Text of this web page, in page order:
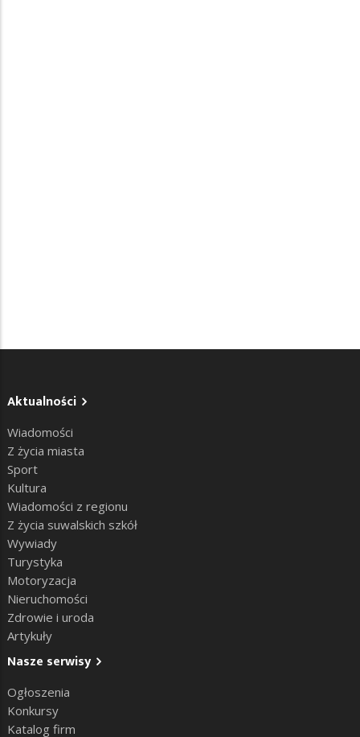
Aktualności
Wiadomości
Z życia miasta
Sport
Kultura
Wiadomości z regionu
Z życia suwalskich szkół
Wywiady
Turystyka
Motoryzacja
Nieruchomości
Zdrowie i uroda
Artykuły
Nasze serwisy
Ogłoszenia
Konkursy
Katalog firm